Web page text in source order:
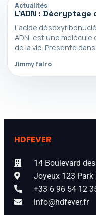
Actualités
L’ADN :
L’acide
ADN, est une
de la vie. Présente
Jimmy Falro
HDFEVER
14 Boulevard
Joyeux 123 Park
+33 6 96 54 12
info@hdfever.fr